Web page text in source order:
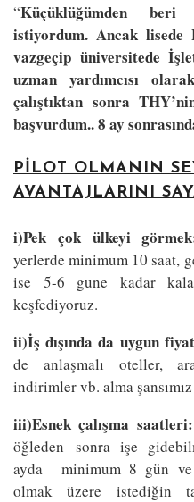
“Küçüklüğümden
istiyordum. Ancak
vazgeçip üniversitede
uzman yardımcısı
çalıştıktan sonra
başvurdum.. 8 ay
PILOT OLMANIN
AVANTAJLARINI
i)Pek çok ülkeyi
yerlerde minimum 10 saat,
ise 5-6 gune kadar
keşfediyoruz.
ii)İş dışında da uygun
de anlaşmalı oteller,
indirimler vb. alma
iii)Esnek çalışma saatleri:
öğleden sonra işe
ayda minimum 8 gün ve
olmak üzere istediğin